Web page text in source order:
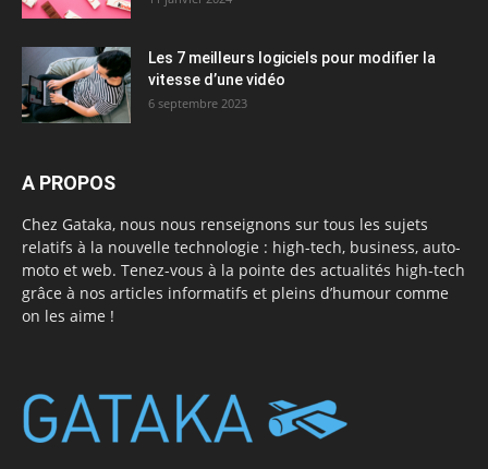
Les 7 meilleurs logiciels pour modifier la
vitesse d’une vidéo
6 septembre 2023
A PROPOS
Chez Gataka, nous nous renseignons sur tous les sujets
relatifs à la nouvelle technologie : high-tech, business, auto-
moto et web. Tenez-vous à la pointe des actualités high-tech
grâce à nos articles informatifs et pleins d’humour comme
on les aime !